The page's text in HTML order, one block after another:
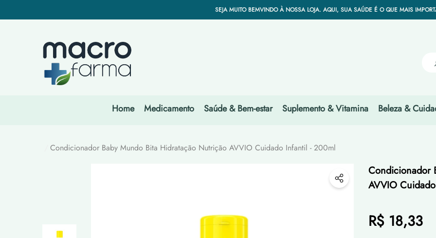
SEJA MUITO BEMVINDO À NOSSA LOJA. AQUI, SUA SAÚDE É O QUE MAIS
RECEBA SUAS COMPRAS NO CONFORTO DA SUA CASA E AINDA COM O FRETE
TEMOS OS MELHORES PREÇOS DO BRASIL PORQUE CONQUISTAMOS A CONFIANÇA DOS
Home Medicamento Saúde & Bem-estar Suplemento & Vitamina Beleza &
Condicionador Baby Mundo Bita Hidratação Nutrição AVVIO Cuidado Infantil - 200ml
Condicionador
AVVIO
R$ 18,33
Have Questions?